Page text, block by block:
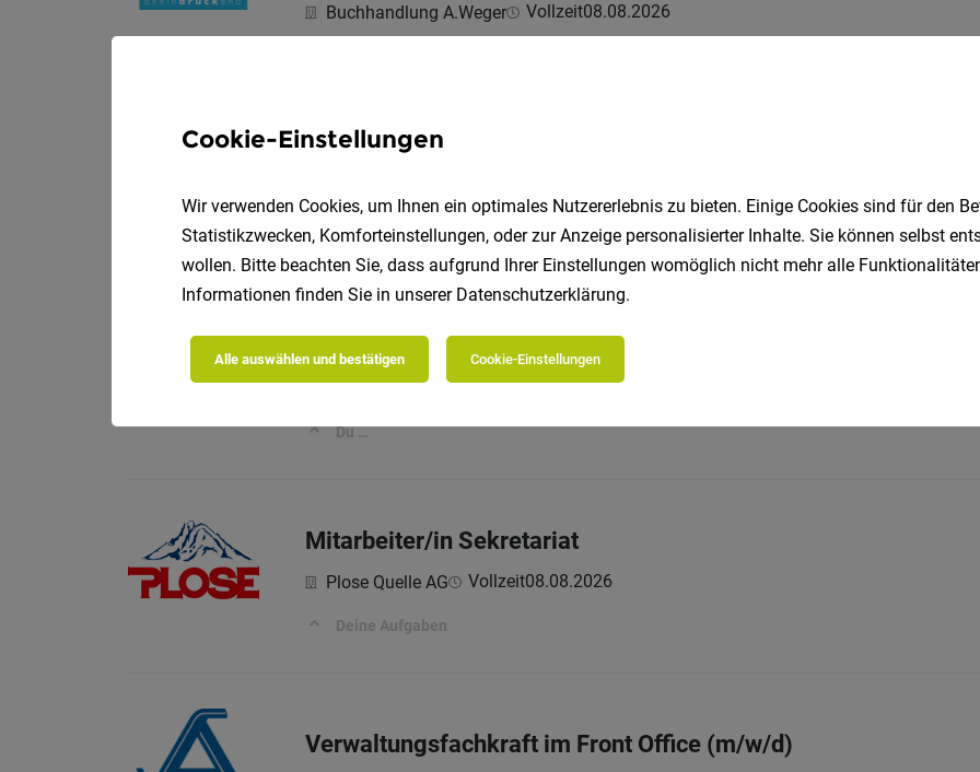
Buchhandlung A.Weger Vollzeit08.08.2026
Finance Data Manager (m/w/d)
Was du bei uns machst:
Housekeeping / Roomboy (m/w/d) ab November
Pachers - your inspiring place. Vollzeit
Du …
Mitarbeiter/in Sekretariat
Plose Quelle AG Vollzeit08.08.2026
Deine Aufgaben
Verwaltungsfachkraft im Front Office (m/w/d)
Cookie-Einstellungen
Wir verwenden Cookies, um Ihnen ein optimales Nutzererlebnis zu bieten. Einige Cookies sind für den
Statistikzwecken, Komforteinstellungen, oder zur Anzeige personalisierter Inhalte. Sie können selbst
wollen. Bitte beachten Sie, dass aufgrund Ihrer Einstellungen womöglich nicht mehr alle
Informationen finden Sie in unserer Datenschutzerklärung.
Alle auswählen und bestätigen Cookie-Einstellungen